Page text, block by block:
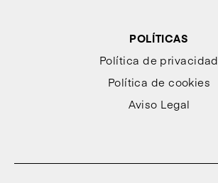
POLÍTICAS
Política de privacidad
Política de cookies
Aviso Legal